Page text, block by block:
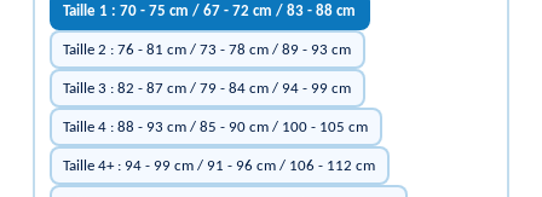
Taille 1 : 70 - 75 cm / 67 - 72 cm / 83 - 88 cm
Taille 2 : 76 - 81 cm / 73 - 78 cm / 89 - 93 cm
Taille 3 : 82 - 87 cm / 79 - 84 cm / 94 - 99 cm
Taille 4 : 88 - 93 cm / 85 - 90 cm / 100 - 105 cm
Taille 4+ : 94 - 99 cm / 91 - 96 cm / 106 - 112 cm